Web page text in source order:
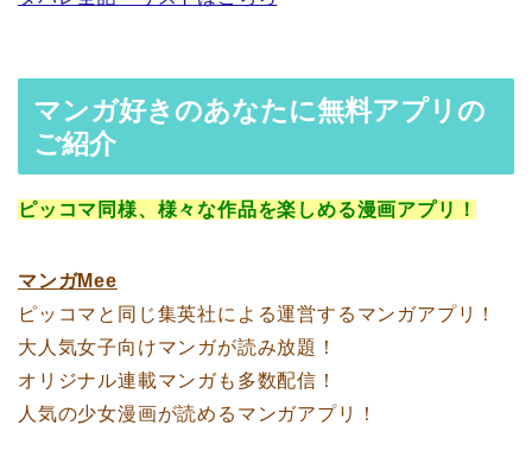
マンガ好きのあなたに無料アプリの
ご紹介
ピッコマ同様、様々な作品を楽しめる漫画アプリ！
マンガMee
ピッコマと同じ集英社による運営するマンガアプリ！
大人気女子向けマンガが読み放題！
オリジナル連載マンガも多数配信！
人気の少女漫画が読めるマンガアプリ！